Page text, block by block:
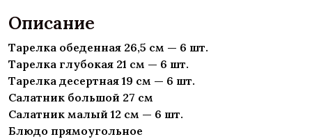
Описание
Тарелка обеденная 26,5 см — 6 шт.
Тарелка глубокая 21 см — 6 шт.
Тарелка десертная 19 см — 6 шт.
Салатник большой 27 см
Салатник малый 12 см — 6 шт.
Блюдо прямоугольное